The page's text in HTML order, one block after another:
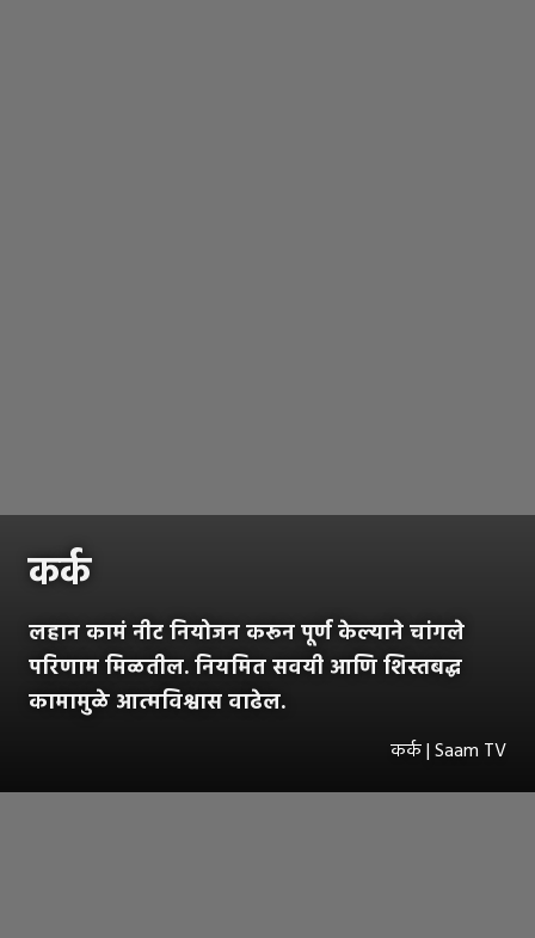
कर्क
लहान कामं नीट नियोजन करून पूर्ण केल्याने चांगले
परिणाम मिळतील. नियमित सवयी आणि शिस्तबद्ध
कामामुळे आत्मविश्वास वाढेल.
कर्क | Saam TV